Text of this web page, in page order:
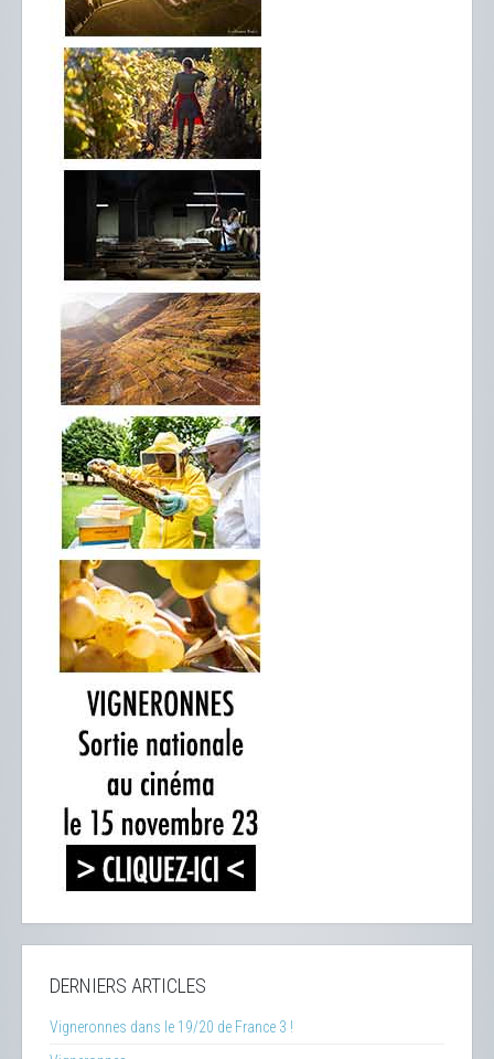
DERNIERS ARTICLES
Vigneronnes dans le 19/20 de France 3 !